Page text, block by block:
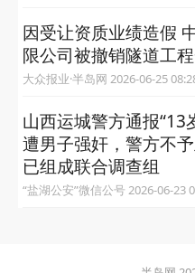
因受让资质业绩造假
限公司被撤销隧道工
大众报业·半岛网 2026-06-25
山西运城警方通报“13
遭男子强奸，警方不予
已组成联合调查组
“盐湖公安”微信公号 2026-